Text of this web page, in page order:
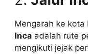
Mengarah ke kota
Inca adalah rute
mengikuti jejak